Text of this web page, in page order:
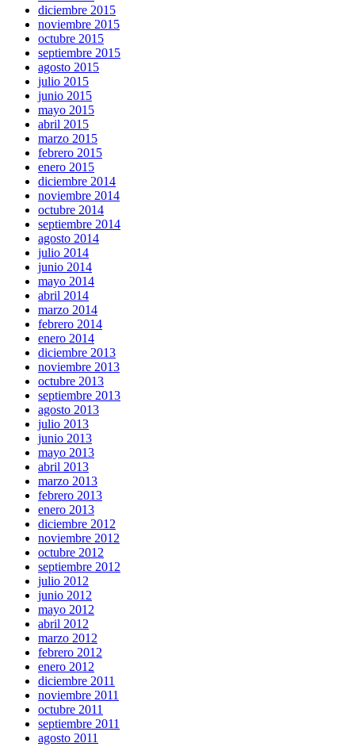
diciembre 2015
noviembre 2015
octubre 2015
septiembre 2015
agosto 2015
julio 2015
junio 2015
mayo 2015
abril 2015
marzo 2015
febrero 2015
enero 2015
diciembre 2014
noviembre 2014
octubre 2014
septiembre 2014
agosto 2014
julio 2014
junio 2014
mayo 2014
abril 2014
marzo 2014
febrero 2014
enero 2014
diciembre 2013
noviembre 2013
octubre 2013
septiembre 2013
agosto 2013
julio 2013
junio 2013
mayo 2013
abril 2013
marzo 2013
febrero 2013
enero 2013
diciembre 2012
noviembre 2012
octubre 2012
septiembre 2012
julio 2012
junio 2012
mayo 2012
abril 2012
marzo 2012
febrero 2012
enero 2012
diciembre 2011
noviembre 2011
octubre 2011
septiembre 2011
agosto 2011